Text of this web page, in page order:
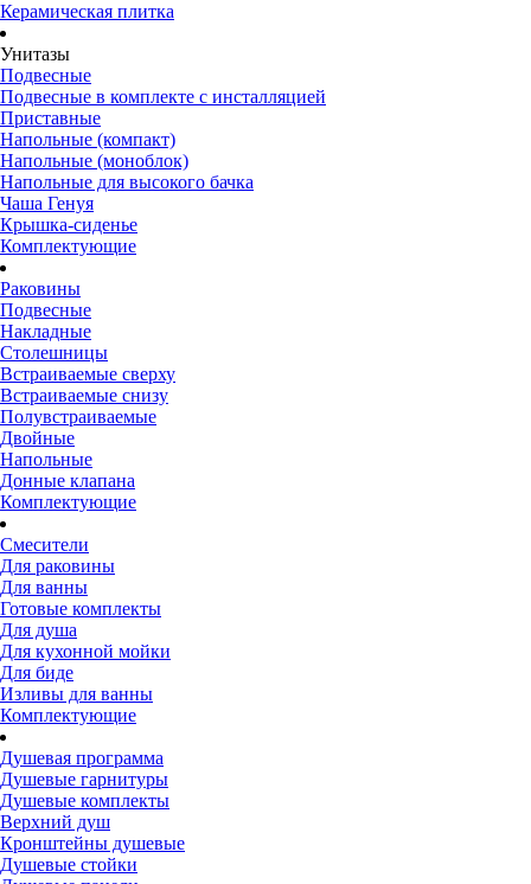
Керамическая плитка
Унитазы
Подвесные
Подвесные в комплекте с инсталляцией
Приставные
Напольные (компакт)
Напольные (моноблок)
Напольные для высокого бачка
Чаша Генуя
Крышка-сиденье
Комплектующие
Раковины
Подвесные
Накладные
Столешницы
Встраиваемые сверху
Встраиваемые снизу
Полувстраиваемые
Двойные
Напольные
Донные клапана
Комплектующие
Смесители
Для раковины
Для ванны
Готовые комплекты
Для душа
Для кухонной мойки
Для биде
Изливы для ванны
Комплектующие
Душевая программа
Душевые гарнитуры
Душевые комплекты
Верхний душ
Кронштейны душевые
Душевые стойки